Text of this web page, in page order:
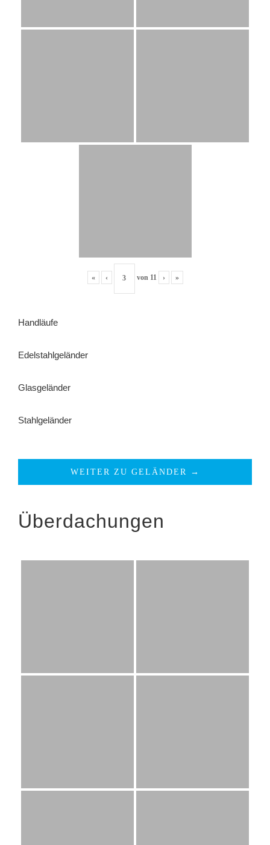
« ‹ von 11 › »
Handläufe
Edelstahlgeländer
Glasgeländer
Stahlgeländer
WEITER ZU GELÄNDER →
Überdachungen